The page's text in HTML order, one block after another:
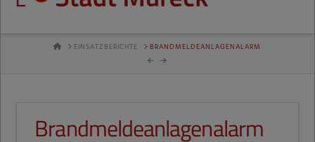
HOMEEINSATZBERICHTE BRANDMELDEANLAGENALARM
Brandmeldeanlagenalarm